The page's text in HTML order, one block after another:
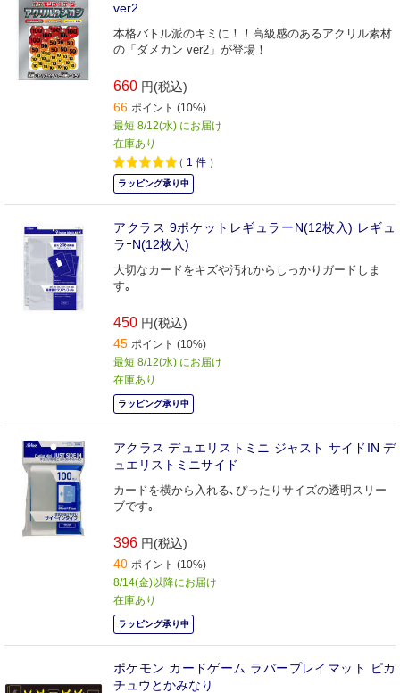
ver2
本格バトル派のキミに！！高級感のあるアクリル素材
の「ダメカン ver2」が登場！
660 円(税込)
66 ポイント (10%)
最短 8/12(水) にお届け
在庫あり
（ 1 件 ）
ラッピング承り中
アクラス 9ポケットレギュラーN(12枚入) レギュ
ラｰN(12枚入)
大切なカードをキズや汚れからしっかりガードしま
す｡
450 円(税込)
45 ポイント (10%)
最短 8/12(水) にお届け
在庫あり
ラッピング承り中
アクラス デュエリストミニ ジャスト サイドIN デ
ュエリストミニサイド
カードを横から入れる､ぴったりサイズの透明スリー
ブです｡
396 円(税込)
40 ポイント (10%)
8/14(金)以降にお届け
在庫あり
ラッピング承り中
ポケモン カードゲーム ラバープレイマット ピカ
チュウとかみなり